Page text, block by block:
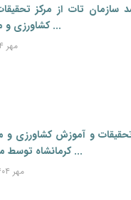
سازمان تات از مرکز
کشاورزی و منابع طبیعی ...
۱۰ مهر ۱۴۰۴
و آموزش کشاورزی و
کرمانشاه توسط مشاور معاون ...
۰۸ مهر ۱۴۰۴